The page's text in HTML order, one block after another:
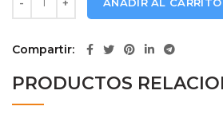
AÑADIR AL CARRITO
Compartir
PRODUCTOS